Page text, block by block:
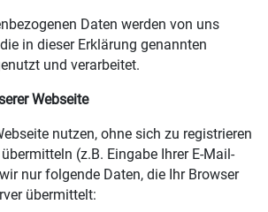
Daten werden von uns
in dieser Erklärung genannten
und verarbeitet.
Webseite
nutzen, ohne sich zu registrieren
(z.B. Eingabe Ihrer E-Mail-
nur folgende Daten, die Ihr Browser
übermittelt: